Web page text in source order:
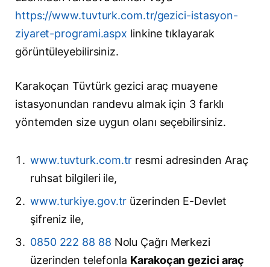
https://www.tuvturk.com.tr/gezici-istasyon-
ziyaret-programi.aspx linkine tıklayarak
görüntüleyebilirsiniz.
Karakoçan Tüvtürk gezici araç muayene
istasyonundan randevu almak için 3 farklı
yöntemden size uygun olanı seçebilirsiniz.
www.tuvturk.com.tr resmi adresinden Araç
ruhsat bilgileri ile,
www.turkiye.gov.tr üzerinden E-Devlet
şifreniz ile,
0850 222 88 88 Nolu Çağrı Merkezi
üzerinden telefonla Karakoçan gezici araç